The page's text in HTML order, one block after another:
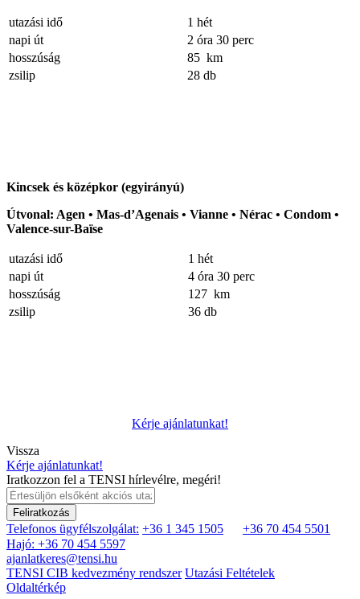
utazási idő
1 hét
napi út
2 óra 30 perc
hosszúság
85 km
zsilip
28 db
Kincsek és középkor (egyirányú)
Útvonal: Agen • Mas-d’Agenais • Vianne • Nérac • Condom •
Valence-sur-Baïse
utazási idő
1 hét
napi út
4 óra 30 perc
hosszúság
127 km
zsilip
36 db
Kérje ajánlatunkat!
Vissza
Kérje ajánlatunkat!
Iratkozzon fel a TENSI hírlevélre, megéri!
Feliratkozás
Telefonos ügyfélszolgálat: +36 1 345 1505
+36 70 454 5501
Hajó: +36 70 454 5597
ajanlatkeres@tensi.hu
TENSI CIB kedvezmény rendszer Utazási Feltételek
Oldaltérkép